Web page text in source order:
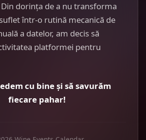
dorința de a nu transforma
într-o rutină mecanică de
a datelor, am decis să
platformei pentru
cu bine și să savurăm
fiecare pahar!